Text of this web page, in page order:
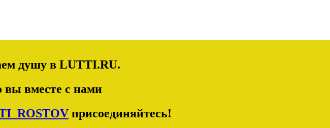
душу в LUTTI.RU.
вы вместе с нами
присоединяйтесь!